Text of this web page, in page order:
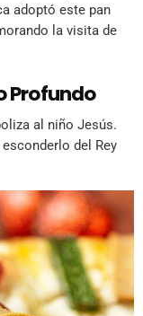
adoptó este pan
la visita de
Profundo
al niño Jesús.
del Rey